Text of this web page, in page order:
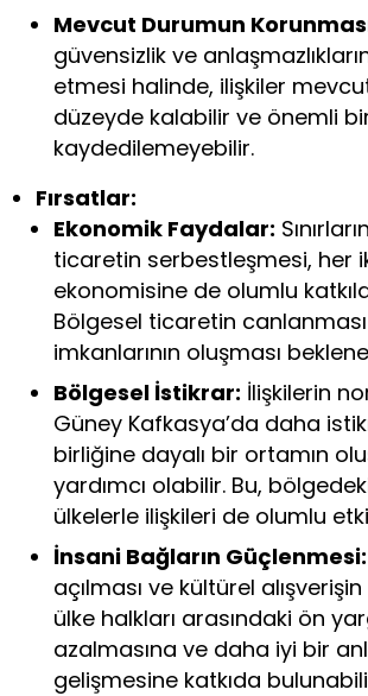
Mevcut Durumun
güvensizlik ve
etmesi halinde, ilişkiler mevcut
düzeyde kalabilir ve önemli
kaydedilemeyebilir.
Fırsatlar:
Ekonomik Faydalar:
ticaretin serbestleşmesi, her
ekonomisine de olumlu
Bölgesel ticaretin
imkanlarının oluşması
Bölgesel İstikrar: İlişkilerin
Güney Kafkasya’da daha
birliğine dayalı bir ortamın
yardımcı olabilir. Bu,
ülkelerle ilişkileri de olumlu
İnsani Bağların Güçlenmesi:
açılması ve kültürel
ülke halkları arasındaki ön
azalmasına ve daha iyi bir
gelişmesine katkıda